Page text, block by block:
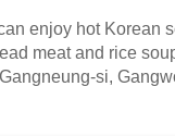
enjoy hot Korean
meat and rice
si,